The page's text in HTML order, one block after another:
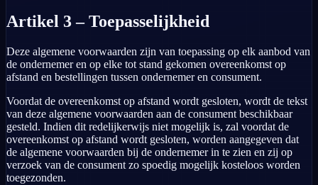
Artikel 3 – Toepasselijkheid
Deze algemene voorwaarden zijn van toepassing op elk aanbod van
de ondernemer en op elke tot stand gekomen overeenkomst op
afstand en bestellingen tussen ondernemer en consument.
Voordat de overeenkomst op afstand wordt gesloten, wordt de tekst
van deze algemene voorwaarden aan de consument beschikbaar
gesteld. Indien dit redelijkerwijs niet mogelijk is, zal voordat de
overeenkomst op afstand wordt gesloten, worden aangegeven dat
de algemene voorwaarden bij de ondernemer in te zien en zij op
verzoek van de consument zo spoedig mogelijk kosteloos worden
toegezonden.